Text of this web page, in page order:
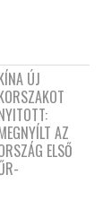
ÚJ
AZ
ELSŐ